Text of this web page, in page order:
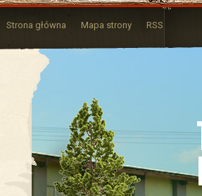
Strona główna Mapa strony RSS